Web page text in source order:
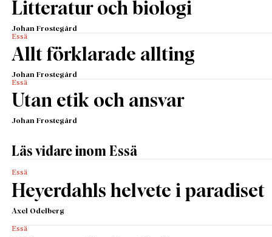
Litteratur och biologi
Johan Frostegård
Essä
Allt förklarade allting
Johan Frostegård
Essä
Utan etik och ansvar
Johan Frostegård
Läs vidare inom Essä
Essä
Heyerdahls helvete i paradiset
Axel Odelberg
Essä